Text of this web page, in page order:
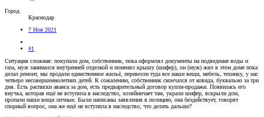
Город
Краснодар
7 Ноя 2021
#1
Ситуация сложная: покупали дом, собственник, пока оформлял документы на подведение воды и
газа, муж занимался внутренней отделкой и поменял крышу (шифер), он (муж) жил в этом доме пока
делал ремонт, мы продали единственное жильё, перевезли туда все наши вещи, мебель, технику, у нас
четверо несовершеннолетних детей. К сожалению, собственник скончался от ковида, буквально за три
дня. Есть расписки аванса за дом, есть предварительный договор купли-продажи. Появилась его
внучка, которая ещё не вступила в наследство, хозяйничает там, украли шифер, вскрыли дом,
пропали наши вещи личные. Были написаны заявления в полицию, она бездействует, говорят
спорный вопрос, она же ещё не вступила в наследство, что делать дальше?